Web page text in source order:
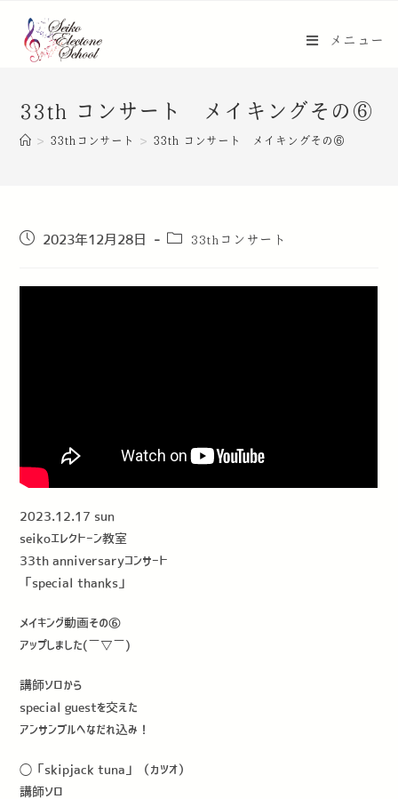
メニュー
33th コンサート メイキングその⑥
> 33thコンサート > 33th コンサート メイキングその⑥
2023年12月28日 33thコンサート
2023.12.17 sun
seikoエレクトーン教室
33th anniversaryコンサート
「special thanks」
メイキング動画その⑥
アップしました(￣▽￣)
講師ソロから
special guestを交えた
アンサンブルへなだれ込み！
◯「skipjack tuna」（カツオ）
講師ソロ